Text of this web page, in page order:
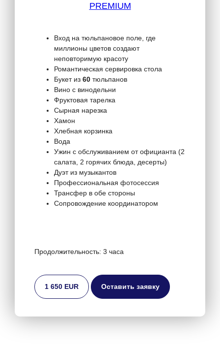
PREMIUM
Вход на тюльпановое поле, где
миллионы цветов создают
неповторимую красоту
Романтическая сервировка стола
Букет из 60 тюльпанов
Вино с винодельни
Фруктовая тарелка
Сырная нарезка
Хамон
Хлебная корзинка
Вода
Ужин с обслуживанием от официанта (2
салата, 2 горячих блюда, десерты)
Дуэт из музыкантов
Профессиональная фотосессия
Трансфер в обе стороны
Сопровождение координатором
Продолжительность: 3 часа
1 650 EUR Оставить заявку